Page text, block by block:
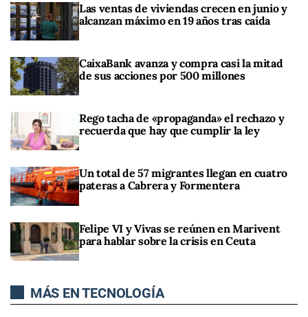
Las ventas de viviendas crecen en junio y
alcanzan máximo en 19 años tras caída
CaixaBank avanza y compra casi la mitad
de sus acciones por 500 millones
Rego tacha de «propaganda» el rechazo y
recuerda que hay que cumplir la ley
Un total de 57 migrantes llegan en cuatro
pateras a Cabrera y Formentera
Felipe VI y Vivas se reúnen en Marivent
para hablar sobre la crisis en Ceuta
MÁS EN TECNOLOGÍA